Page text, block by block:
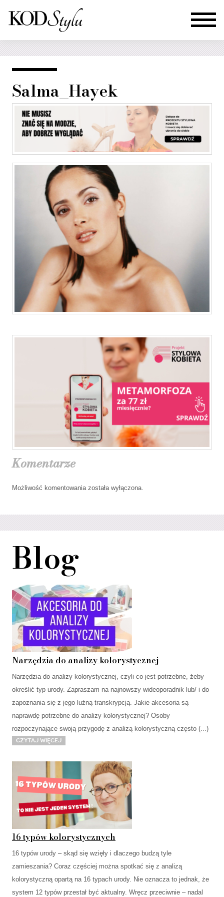
Salma_Hayek
Komentarze
Możliwość komentowania została wyłączona.
Blog
Narzędzia do analizy kolorystycznej
Narzędzia do analizy kolorystycznej, czyli co jest potrzebne, żeby
określić typ urody. Zapraszam na najnowszy wideoporadnik lub/ i do
zapoznania się z jego luźną transkrypcją. Jakie akcesoria są
naprawdę potrzebne do analizy kolorystycznej? Osoby
rozpoczynające swoją przygodę z analizą kolorystyczną często (...)
Czytaj więcej
16 typów kolorystycznych
16 typów urody – skąd się wzięły i dlaczego budzą tyle
zamieszania? Coraz częściej można spotkać się z analizą
kolorystyczną opartą na 16 typach urody. Nie oznacza to jednak, że
system 12 typów przestał być aktualny. Wręcz przeciwnie – nadal